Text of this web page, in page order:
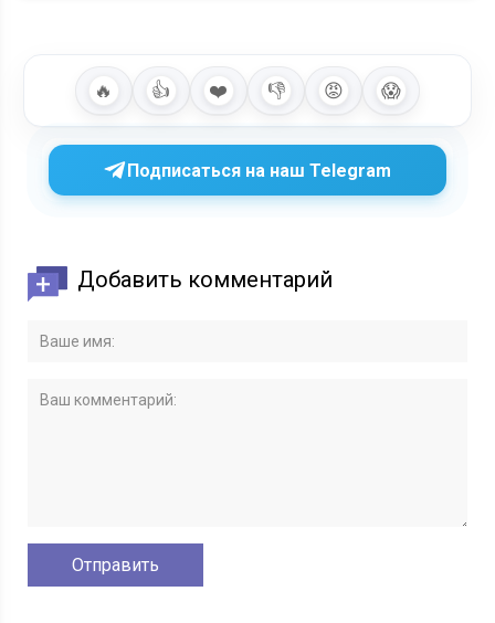
🔥 👍 ❤️ 👎 😡 😱
Подписаться на наш Telegram
Добавить комментарий